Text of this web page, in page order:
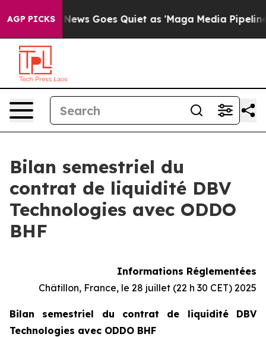
AGP PICKS
Fox News Goes Quiet as 'Maga Media Pipeline'
Bilan semestriel du
contrat de liquidité DBV
Technologies avec ODDO
BHF
Informations Réglementées
Châtillon, France, le 28 juillet (22 h 30 CET) 2025
Bilan semestriel du contrat de liquidité DBV
Technologies avec ODDO BHF